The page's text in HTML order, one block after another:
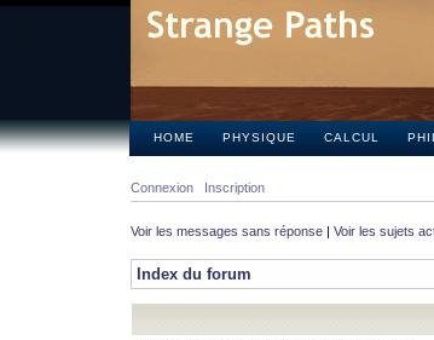
HOME PHYSIQUE CALCUL
Connexion Inscription
Voir les messages sans réponse | Voir les sujets
Index du forum